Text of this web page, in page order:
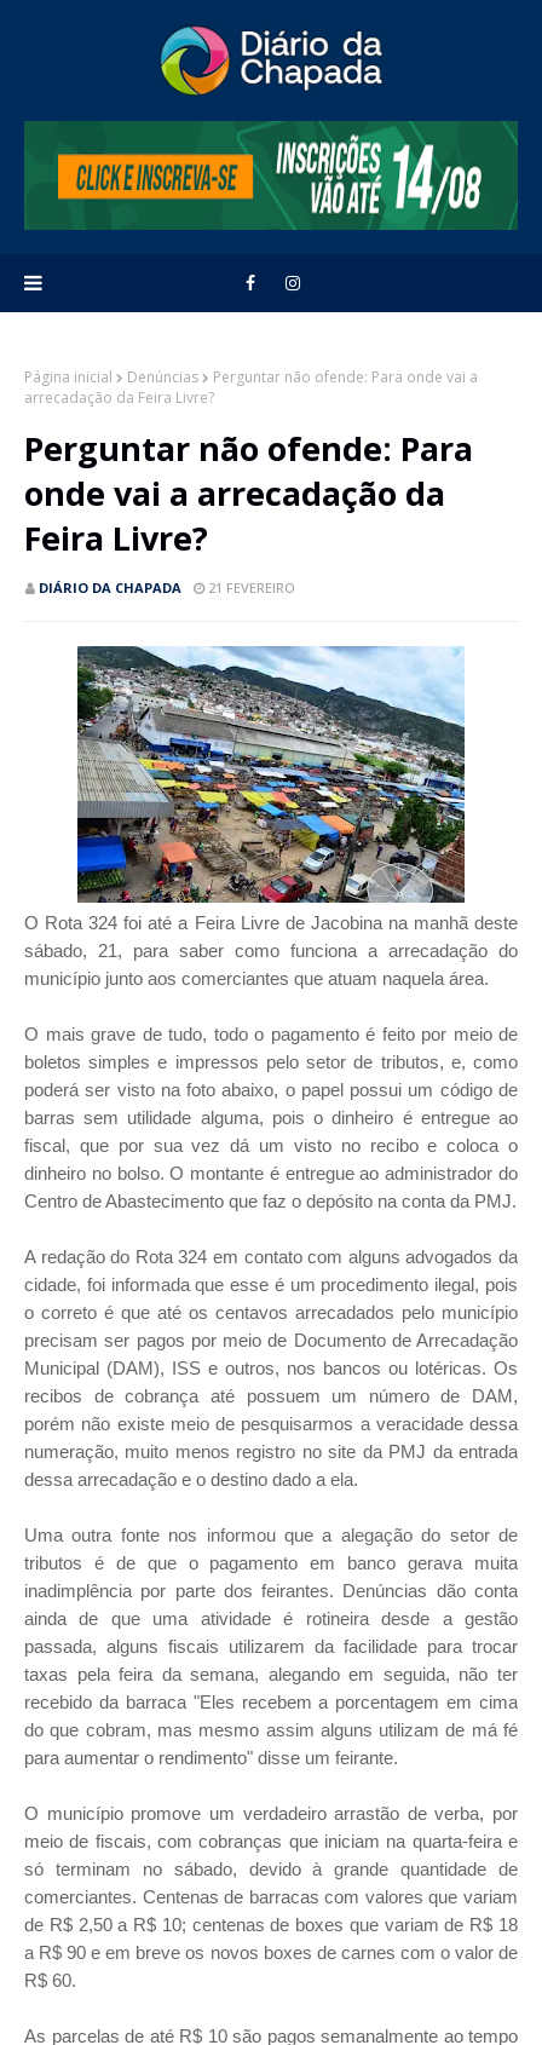
Página inicial Denúncias
Perguntar não ofende: Para onde vai a
arrecadação da Feira Livre?
Perguntar não ofende: Para
onde vai a arrecadação da
Feira Livre?
DIÁRIO DA CHAPADA 21 FEVEREIRO
O Rota 324 foi até a Feira Livre de Jacobina na manhã deste
sábado, 21, para saber como funciona a arrecadação do
município junto aos comerciantes que atuam naquela área.
O mais grave de tudo, todo o pagamento é feito por meio de
boletos simples e impressos pelo setor de tributos, e, como
poderá ser visto na foto abaixo, o papel possui um código de
barras sem utilidade alguma, pois o dinheiro é entregue ao
fiscal, que por sua vez dá um visto no recibo e coloca o
dinheiro no bolso. O montante é entregue ao administrador do
Centro de Abastecimento que faz o depósito na conta da PMJ.
A redação do Rota 324 em contato com alguns advogados da
cidade, foi informada que esse é um procedimento ilegal, pois
o correto é que até os centavos arrecadados pelo município
precisam ser pagos por meio de Documento de Arrecadação
Municipal (DAM), ISS e outros, nos bancos ou lotéricas. Os
recibos de cobrança até possuem um número de DAM,
porém não existe meio de pesquisarmos a veracidade dessa
numeração, muito menos registro no site da PMJ da entrada
dessa arrecadação e o destino dado a ela.
Uma outra fonte nos informou que a alegação do setor de
tributos é de que o pagamento em banco gerava muita
inadimplência por parte dos feirantes. Denúncias dão conta
ainda de que uma atividade é rotineira desde a gestão
passada, alguns fiscais utilizarem da facilidade para trocar
taxas pela feira da semana, alegando em seguida, não ter
recebido da barraca "Eles recebem a porcentagem em cima
do que cobram, mas mesmo assim alguns utilizam de má fé
para aumentar o rendimento" disse um feirante.
O município promove um verdadeiro arrastão de verba, por
meio de fiscais, com cobranças que iniciam na quarta-feira e
só terminam no sábado, devido à grande quantidade de
comerciantes. Centenas de barracas com valores que variam
de R$ 2,50 a R$ 10; centenas de boxes que variam de R$ 18
a R$ 90 e em breve os novos boxes de carnes com o valor de
R$ 60.
As parcelas de até R$ 10 são pagos semanalmente ao tempo